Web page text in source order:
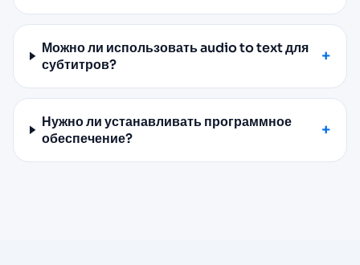
Можно ли использовать audio to text для
субтитров?
Нужно ли устанавливать программное
обеспечение?